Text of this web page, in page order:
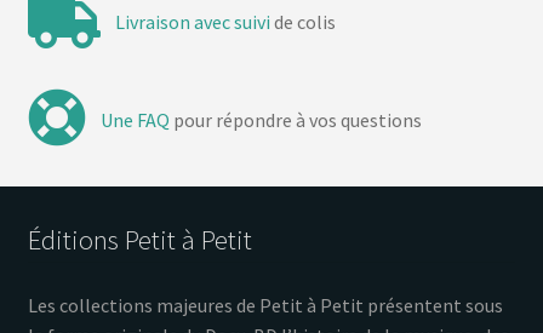
Livraison avec suivi de colis
Une FAQ pour répondre à vos questions
Éditions Petit à Petit
Les collections majeures de Petit à Petit présentent sous